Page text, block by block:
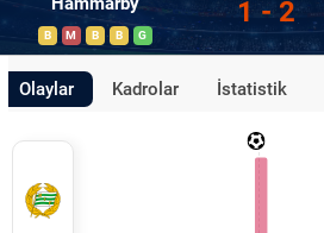
B M B B G
1 - 2
Olaylar Kadrolar İstatistik